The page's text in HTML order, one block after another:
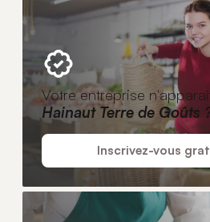
Votre entreprise
Hainaut Terre de Goûts
Inscrivez-vous